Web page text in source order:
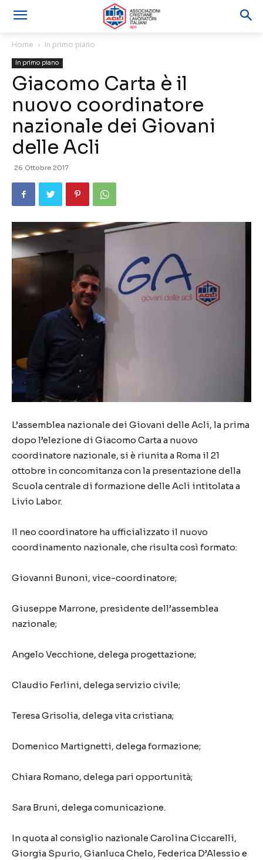
Home In primo piano
In primo piano
Giacomo Carta è il
nuovo coordinatore
nazionale dei Giovani
delle Acli
26 Ottobre 2017
L’assemblea nazionale dei Giovani delle Acli, la prima
dopo l’elezione di Giacomo Carta a nuovo
coordinatore nazionale, si è riunita a Roma il 21
ottobre in concomitanza con la presentazione della
Scuola centrale di formazione delle Acli intitolata a
Livio Labor.
Il neo coordinatore ha ufficializzato il nuovo
coordinamento nazionale, che risulta così formato:
Giovanni Bunoni, vice-coordinatore;
Giuseppe Marrone, presidente dell’assemblea
nazionale;
Angelo Vecchione, delega progettazione;
Claudio Ferlini, delega servizio civile;
Teresa Grisolia, delega vita cristiana;
Domenico Martignetti, delega formazione;
Chiara Romano, delega pari opportunità;
Sara Bruni, delega comunicazione.
In quota al consiglio nazionale Carolina Ciccarelli,
Giorgia Spurio, Gianluca Chelo, Federica D’Alessio e